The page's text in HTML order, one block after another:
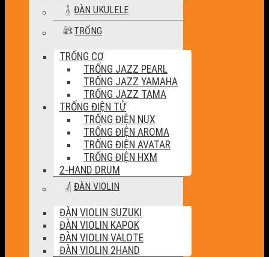
ĐÀN UKULELE
TRỐNG
TRỐNG CƠ
TRỐNG JAZZ PEARL
TRỐNG JAZZ YAMAHA
TRỐNG JAZZ TAMA
TRỐNG ĐIỆN TỬ
TRỐNG ĐIỆN NUX
TRỐNG ĐIỆN AROMA
TRỐNG ĐIỆN AVATAR
TRỐNG ĐIỆN HXM
2-HAND DRUM
ĐÀN VIOLIN
ĐÀN VIOLIN SUZUKI
ĐÀN VIOLIN KAPOK
ĐÀN VIOLIN VALOTE
ĐÀN VIOLIN 2HAND